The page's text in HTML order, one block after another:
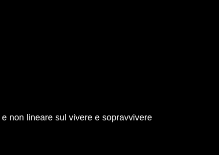
non lineare sul vivere e sopravvivere